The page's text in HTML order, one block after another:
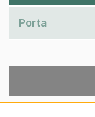
A keresés a következőkre